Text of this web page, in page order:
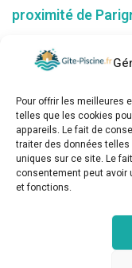
Pour offrir les meilleures
telles que les cookies
appareils. Le fait de
traiter des données
uniques sur ce site. Le
consentement peut
et fonctions.
proximité de
gite-piscine.fr ©